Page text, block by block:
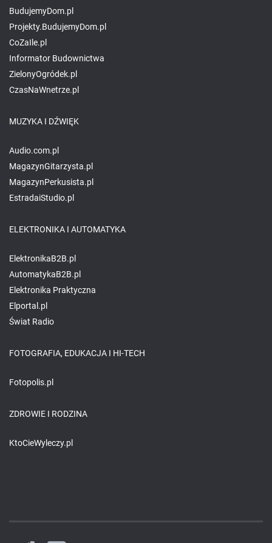
BudujemyDom.pl
Projekty.BudujemyDom.pl
CoZaIle.pl
Informator Budownictwa
ZielonyOgródek.pl
CzasNaWnetrze.pl
MUZYKA I DŹWIĘK
Audio.com.pl
MagazynGitarzysta.pl
MagazynPerkusista.pl
EstradaiStudio.pl
ELEKTRONIKA I AUTOMATYKA
ElektronikaB2B.pl
AutomatykaB2B.pl
Elektronika Praktyczna
Elportal.pl
Świat Radio
FOTOGRAFIA, EDUKACJA I HI-TECH
Fotopolis.pl
ZDROWIE I RODZINA
KtoCieWyleczy.pl